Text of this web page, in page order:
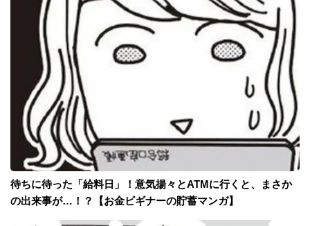
待ちに待った「給料日」！意気揚々とATMに行くと、まさか
の出来事が…！？【お金ビギナーの貯蓄マンガ】